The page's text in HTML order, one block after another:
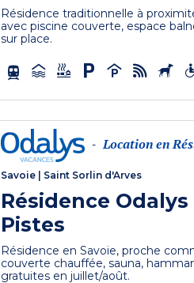
Résidence traditionnelle à
avec piscine couverte, espace
sur place.
- Location en
Savoie Saint Sorlin d'Arves
Résidence Odalys
Pistes
Résidence en Savoie, proche
couverte chauffée, sauna,
gratuites en juillet/août.